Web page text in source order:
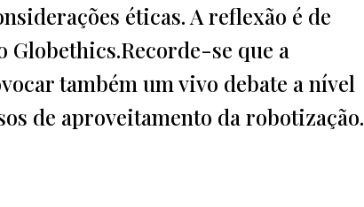
éticas. A reflexão é de
se que a
também um vivo debate a nível
de aproveitamento da robotização.